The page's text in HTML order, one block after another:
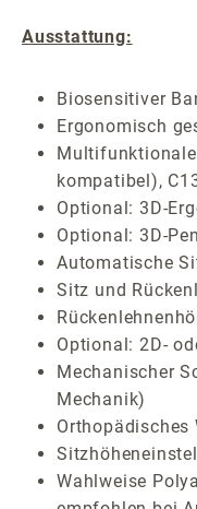
Ausstattung:
Biosensitiver
Ergonomisch
kompatibel),
Optional: 3D-
Optional: 3D-
Automatische
Sitz und
Optional: 2D-
Mechanischer
Mechanik)
Wahlweise